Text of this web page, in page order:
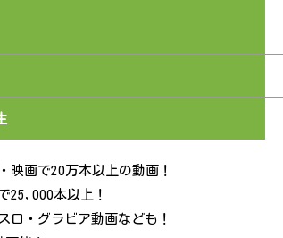
映画で20万本以上の動画！
25,000本以上！
ロ・グラビア動画なども！